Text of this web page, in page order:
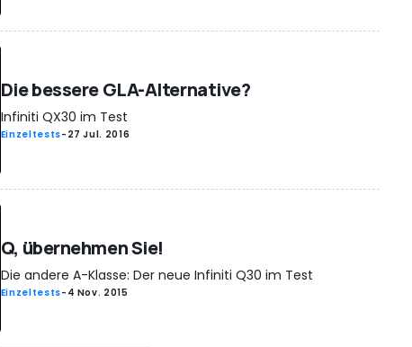
Die bessere GLA-Alternative?
Infiniti QX30 im Test
Einzeltests- 27 Jul. 2016
Q, übernehmen Sie!
Die andere A-Klasse: Der neue Infiniti Q30 im Test
Einzeltests- 4 Nov. 2015